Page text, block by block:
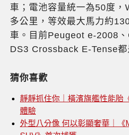
車；電池容量統一為50度，
多公里，等效最大馬力約
車。目前Peugeot e-2008
DS3 Crossback E-Tense都
猜你喜歡
靜靜抓住你｜橫濱旗艦性能胎
體驗
外型八分像 何以彰顯奢華｜《